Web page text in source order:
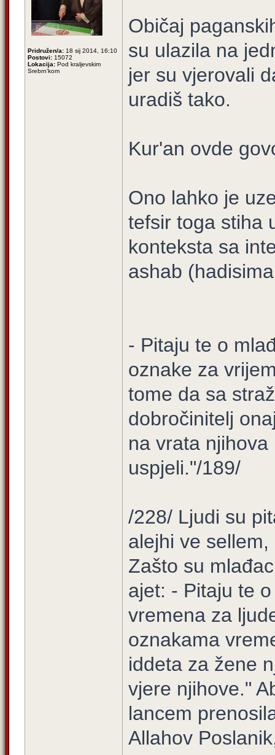
Pridružen/a: 18 sij 2014, 16:10
Postovi: 15072
Lokacija: Pod kraljevskim
Srebrn'kom
Običaj
su ulazila na
jer su vjerovali
uradiš tako.
Kur'an ovde
Ono lahko je
tefsir toga stiha
konteksta sa
ashab
- Pitaju te o
oznake za
tome da sa
dobročinitelj
na vrata
uspjeli."/189/
/228/ Ljudi su
alejhi ve
Zašto su
ajet: - Pitaju te
vremena za
oznakama
id­deta za žene
vjere njihove."
lancem
Allahov